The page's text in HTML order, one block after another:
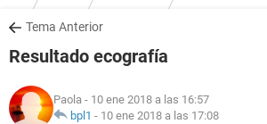
SALUD
NUTRICIÓN
Tema Anterior
Resultado ecografía
Paola - 10 ene 2018 a las 16:57
bpl1 - 10 ene 2018 a las 17:08